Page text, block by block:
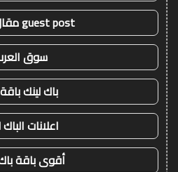
guest post مقال ضيف
سوق
باك لينك باقة
اعلانات
أقوى باقة